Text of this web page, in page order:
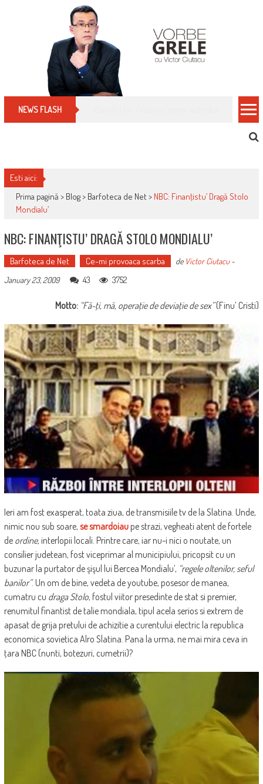
NEWS FLASH Cum îți schimbi, rapid, gratuit și eficient,
Esti aici:
Prima pagină > Blog> Barfoteca de Net> NBC: Finanţistu’ Dragă Stolo
Mondialu’
NBC: FINANŢISTU’ DRAGĂ STOLO MONDIALU’
Barfoteca de Net Ce-mi provoaca scarba de Victor Ciutacu-
January 23, 2009
43 3752
Motto: “Fă-ţi, mă, operaţie de deviaţie de sex”(Finu’ Cristi)
Ieri am fost exasperat, toata ziua, de transmisiile tv de la Slatina. Unde,
nimic nou sub soare, se smardoiaupe strazi, vegheati atent de fortele
de ordine, interlopii locali. Printre care, iar nu-i nici o noutate, un
consilier judetean, fost viceprimar al municipiului, pricopsit cu un
buzunar la purtator de şişul lui Bercea Mondialu’, “regele oltenilor, seful
banilor”. Un om de bine, vedeta de youtube, posesor de manea,
cumatru cu draga Stolo, fostul viitor presedinte de stat si premier,
renumitul finantist de talie mondiala, tipul acela serios si extrem de
apasat de grija pretului de achizitie a curentului electric la republica
economica sovietica Alro Slatina. Pana la urma, ne mai mira ceva in
ţara NBC (nunti, botezuri, cumetrii)?